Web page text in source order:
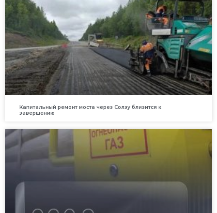
Капитальный ремонт моста через Солзу близится к
завершению